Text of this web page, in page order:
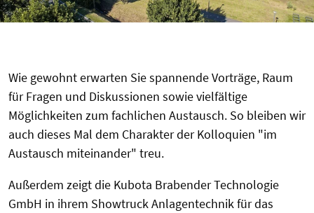
Wie gewohnt erwarten Sie spannende Vorträge, Raum
für Fragen und Diskussionen sowie vielfältige
Möglichkeiten zum fachlichen Austausch. So bleiben wir
auch dieses Mal dem Charakter der Kolloquien "im
Austausch miteinander" treu.
Außerdem zeigt die Kubota Brabender Technologie
GmbH in ihrem Showtruck Anlagentechnik für das